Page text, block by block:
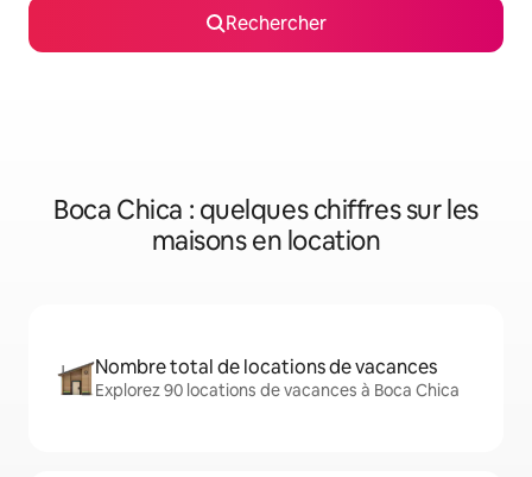
Rechercher
Boca Chica : quelques chiffres sur les
maisons en location
Nombre total de locations de vacances
Explorez 90 locations de vacances à Boca Chica